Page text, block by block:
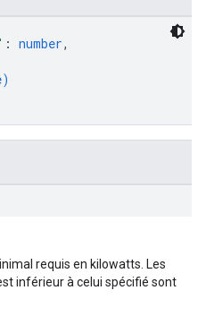
: number,
)
requis en kilowatts. Les
inférieur à celui spécifié sont